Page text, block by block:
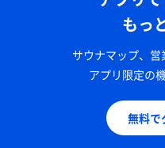
もっ
サウナマップ、営
アプリ限定の
無料で